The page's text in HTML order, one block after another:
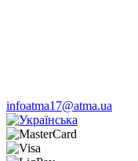
infoatma17@atma.ua